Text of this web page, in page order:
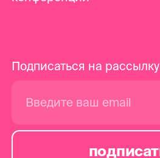
Подписаться на рассылку